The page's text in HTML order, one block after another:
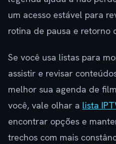
um acesso estável para
rotina de pausa e retorno
Se você usa listas para
assistir e revisar
melhor sua agenda de
você, vale olhar a lista
encontrar opções e
trechos com mais